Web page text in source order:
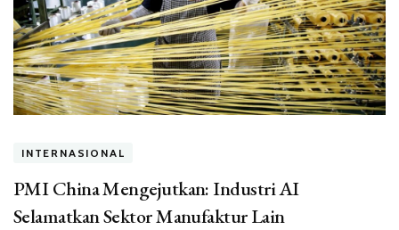
INTERNASIONAL
PMI China Mengejutkan: Industri AI
Selamatkan Sektor Manufaktur Lain